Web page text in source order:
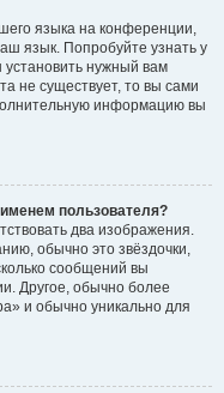
языка на конференции,
язык. Попробуйте узнать у
нужный вам
не существует, то вы сами
информацию вы
пользователя?
два изображения.
обычно это звёздочки,
сообщений вы
Другое, обычно более
и обычно уникально для